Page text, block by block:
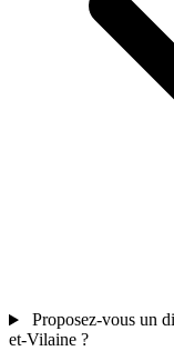
Proposez-vous un
et-Vilaine ?